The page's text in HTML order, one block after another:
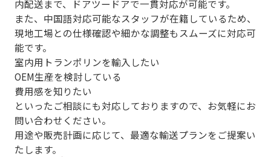
内配送まで、
ドアツードアで一貫対応が可能です。
また、中国語対応可能なスタッフが在籍しているため、
現地工場との仕様確認や細かな調整もスムーズに対応可
能です。
室内用トランポリンを輸入したい
OEM生産を検討している
費用感を知りたい
といったご相談にも対応しておりますので、お気軽にお
問い合わせください。
用途や販売計画に応じて、最適な輸送プランをご提案い
たします。